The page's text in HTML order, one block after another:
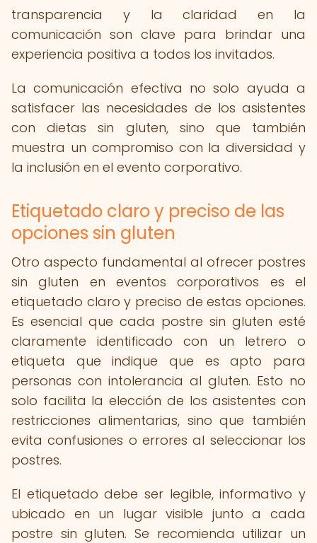
transparencia y la claridad en la
comunicación son clave para brindar una
experiencia positiva a todos los invitados.
La comunicación efectiva no solo ayuda a
satisfacer las necesidades de los asistentes
con dietas sin gluten, sino que también
muestra un compromiso con la diversidad y
la inclusión en el evento corporativo.
Etiquetado claro y preciso de las
opciones sin gluten
Otro aspecto fundamental al ofrecer postres
sin gluten en eventos corporativos es el
etiquetado claro y preciso de estas opciones.
Es esencial que cada postre sin gluten esté
claramente identificado con un letrero o
etiqueta que indique que es apto para
personas con intolerancia al gluten. Esto no
solo facilita la elección de los asistentes con
restricciones alimentarias, sino que también
evita confusiones o errores al seleccionar los
postres.
El etiquetado debe ser legible, informativo y
ubicado en un lugar visible junto a cada
postre sin gluten. Se recomienda utilizar un